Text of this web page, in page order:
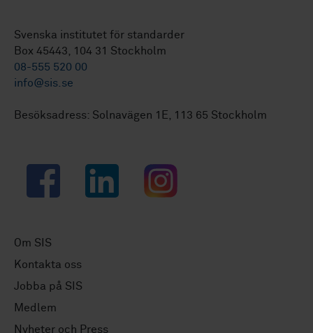
Svenska institutet för standarder
Box 45443, 104 31 Stockholm
08-555 520 00
info@sis.se
Besöksadress: Solnavägen 1E, 113 65 Stockholm
Facebook LinkedIn Instagram
Om SIS
Kontakta oss
Jobba på SIS
Medlem
Nyheter och Press